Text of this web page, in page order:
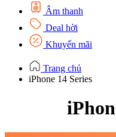
Âm thanh
Deal hời
Khuyến mãi
Trang chủ
iPhone 14 Series